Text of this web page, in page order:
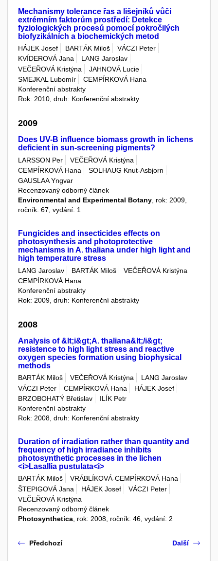
Mechanismy tolerance řas a lišejníků vůči
extrémním faktorům prostředí: Detekce
fyziologických procesů pomocí pokročilých
biofyzikálních a biochemických metod
HÁJEK Josef BARTÁK Miloš
VÁCZI Peter
KVÍDEROVÁ Jana
LANG Jaroslav
VEČEŘOVÁ Kristýna
JAHNOVÁ Lucie
SMEJKAL Lubomír
CEMPÍRKOVÁ Hana
Konferenční abstrakty
Rok: 2010, druh: Konferenční abstrakty
2009
Does UV-B influence biomass growth in lichens
deficient in sun-screening pigments?
LARSSON Per
VEČEŘOVÁ Kristýna
CEMPÍRKOVÁ Hana
SOLHAUG Knut-Asbjorn
GAUSLAA Yngvar
Recenzovaný odborný článek
Environmental and Experimental Botany, rok: 2009,
ročník: 67, vydání: 1
Fungicides and insecticides effects on
photosynthesis and photoprotective
mechanisms in A. thaliana under high light and
high temperature stress
LANG Jaroslav BARTÁK Miloš
VEČEŘOVÁ Kristýna
CEMPÍRKOVÁ Hana
Konferenční abstrakty
Rok: 2009, druh: Konferenční abstrakty
2008
Analysis of &lt;i&gt;A. thaliana&lt;/i&gt;
resistence to high light stress and reactive
oxygen species formation using biophysical
methods
BARTÁK Miloš VEČEŘOVÁ Kristýna
LANG Jaroslav
VÁCZI Peter
CEMPÍRKOVÁ Hana
HÁJEK Josef
BRZOBOHATÝ Břetislav
ILÍK Petr
Konferenční abstrakty
Rok: 2008, druh: Konferenční abstrakty
Duration of irradiation rather than quantity and
frequency of high irradiance inhibits
photosynthetic processes in the lichen
<i>Lasallia pustulata<i>
BARTÁK Miloš
VRÁBLÍKOVÁ-CEMPÍRKOVÁ Hana
ŠTEPIGOVÁ Jana
HÁJEK Josef
VÁCZI Peter
VEČEŘOVÁ Kristýna
Recenzovaný odborný článek
Photosynthetica , rok: 2008, ročník: 46, vydání: 2
Předchozí Další